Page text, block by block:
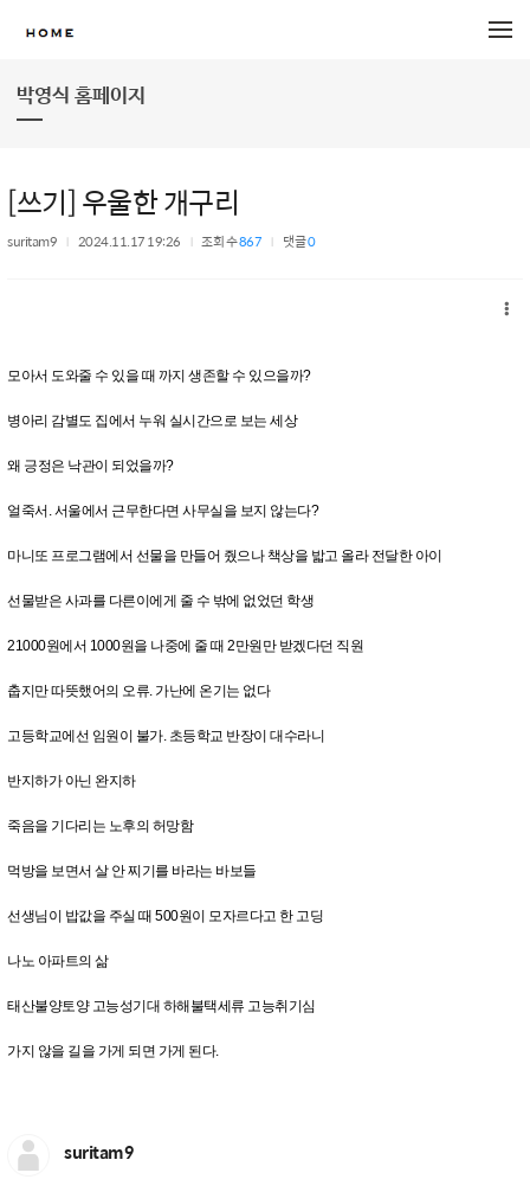
박영식 홈페이지
[쓰기] 우울한 개구리
suritam9 2024.11.17 19:26 조회 수867 댓글0
모아서 도와줄 수 있을 때 까지 생존할 수 있으을까?
병아리 감별도 집에서 누워 실시간으로 보는 세상
왜 긍정은 낙관이 되었을까?
얼죽서. 서울에서 근무한다면 사무실을 보지 않는다?
마니또 프로그램에서 선물을 만들어 줬으나 책상을 밟고 올라 전달한 아이
선물받은 사과를 다른이에게 줄 수 밖에 없었던 학생
21000원에서 1000원을 나중에 줄 때 2만원만 받겠다던 직원
춥지만 따뜻했어의 오류. 가난에 온기는 없다
고등학교에선 임원이 불가. 초등학교 반장이 대수라니
반지하가 아닌 완지하
죽음을 기다리는 노후의 허망함
먹방을 보면서 살 안 찌기를 바라는 바보들
선생님이 밥값을 주실 때 500원이 모자르다고 한 고딩
나노 아파트의 삶
태산불양토양 고능성기대 하해불택세류 고능취기심
가지 않을 길을 가게 되면 가게 된다.
suritam9